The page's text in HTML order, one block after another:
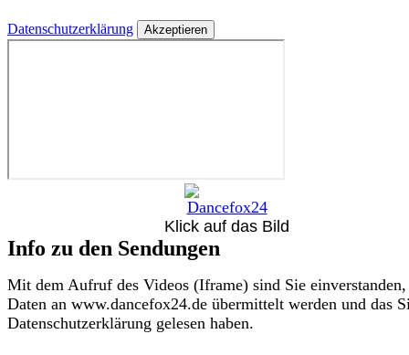
Datenschutzerklärung
Klick auf das Bild
Info zu den Sendungen
Mit dem Aufruf des Videos (Iframe) sind Sie einverstanden,
Daten an www.dancefox24.de übermittelt werden und das
Datenschutzerklärung gelesen haben.